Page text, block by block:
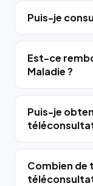
Puis-je
Est-ce
Maladie ?
Puis-je
Combien de